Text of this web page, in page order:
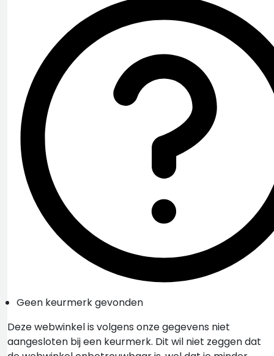
Geen keurmerk gevonden
Deze webwinkel is volgens onze gegevens niet
aangesloten bij een keurmerk. Dit wil niet zeggen dat